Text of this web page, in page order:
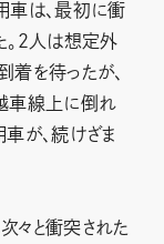
車は、最初に衝
。2人は想定外
着を待ったが、
車線上に倒れ
が、続けざま
々と衝突された